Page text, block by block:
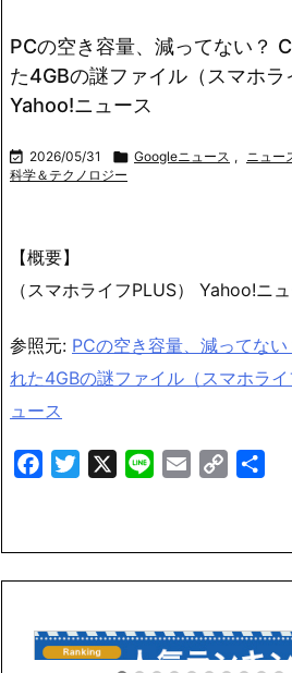
PCの空き容量、減ってない？
た4GBの謎ファイル（スマホラ
Yahoo!ニュース
 2026/05/31  Googleニュース , ニュー
科学＆テクノロジー
【概要】
（スマホライフPLUS） Yahoo!ニ
参照元: PCの空き容量、減ってな
れた4GBの謎ファイル（スマホラ
ュース
FacebookTwitter Line Email
Copy